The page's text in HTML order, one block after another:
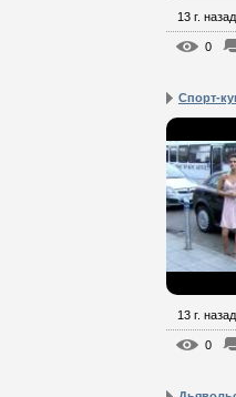
13 г. назад
0
Cпорт-
13 г. назад
0